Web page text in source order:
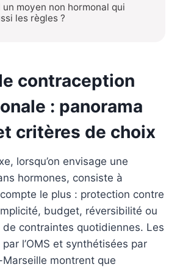
moyen non hormonal qui
les règles ?
contraception
: panorama
critères de choix
lorsqu’on envisage une
hormones, consiste à
le plus : protection contre
budget, réversibilité ou
contraintes quotidiennes. Les
l’OMS et synthétisées par
Marseille montrent que